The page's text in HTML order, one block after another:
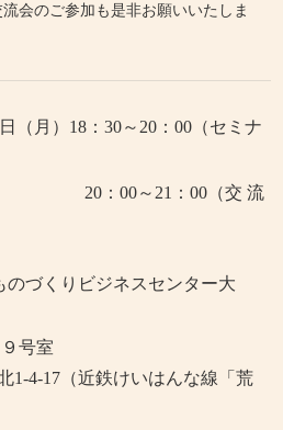
会のご参加も是非お願いいたしま
日（月） 18 ：30～ 20 ：00 （セミナ
20 ：00～ 21 ：00 （交 流
づくりビジネスセンター大
室
4-17 （近鉄けいはんな線「荒